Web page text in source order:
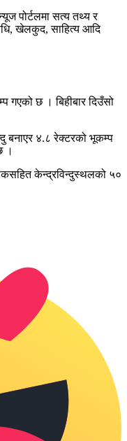
पोर्टलमा सत्य तथ्य र
खेलकुद, साहित्य आदि
गएको छ । बिहीबार दिउँसो
बनाएर ४.८ रेक्टरको भूकम्प
।
केन्द्रविन्दुस्थलको ५०